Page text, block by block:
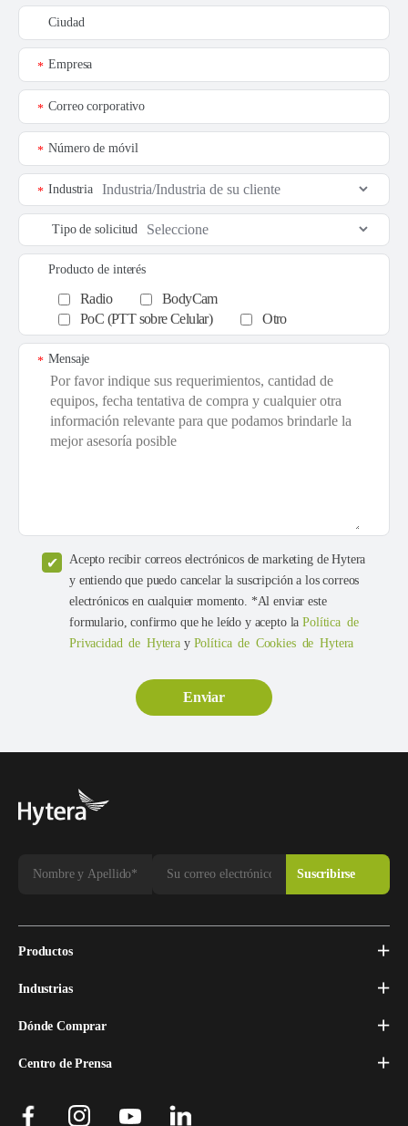
Ciudad
Empresa
*
Correo corporativo
*
Número de móvil
*
Industria
*
Tipo de solicitud
Producto de interés
Radio
BodyCam
PoC (PTT sobre Celular)
Otro
Mensaje
*
Acepto recibir correos electrónicos de marketing de Hytera
y entiendo que puedo cancelar la suscripción a los correos
electrónicos en cualquier momento. *Al enviar este
formulario, confirmo que he leído y acepto laPolítica de
Privacidad de Hytera y Política de Cookies de Hytera
Productos
Industrias
Dónde Comprar
Centro de Prensa